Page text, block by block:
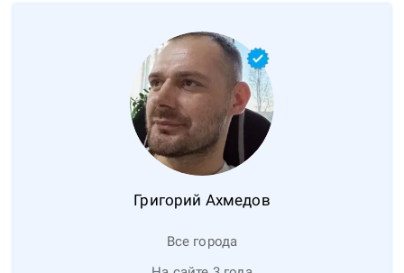
Григорий Ахмедов
Все города